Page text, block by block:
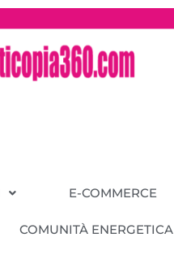
E-COMMERCE
COMUNITÀ ENERGETICA